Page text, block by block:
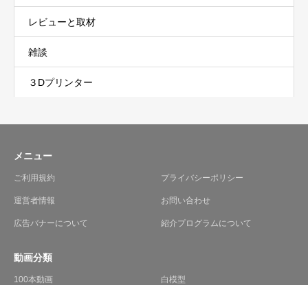
レビューと取材
雑談
３Dプリンター
メニュー
ご利用規約 プライバシーポリシー
運営者情報 お問い合わせ
広告バナーについて 紹介プログラムについて
動画分類
100本動画 白模型